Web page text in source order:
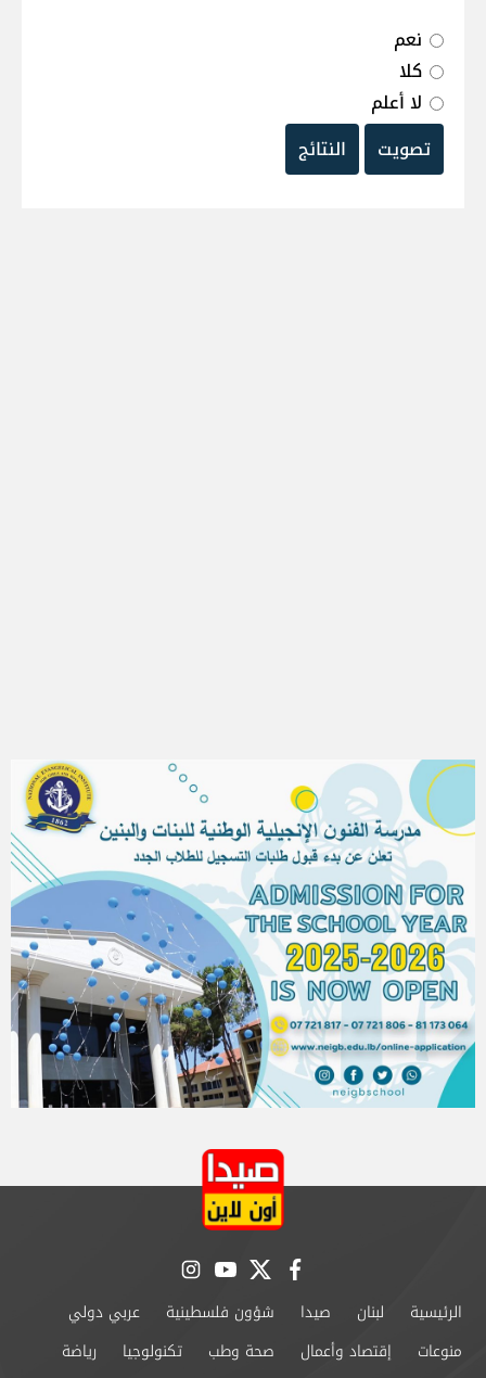
نعم
كلا
لا أعلم
تصويت
النتائج
facebook
twitter
youtube
instagram
الرئيسية لبنان صيدا شؤون فلسطينية
عربي دولي
منوعات
إقتصاد وأعمال صحة وطب تكنولوجيا
رياضة